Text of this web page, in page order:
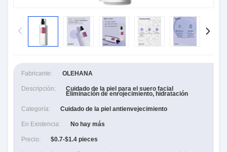
Fabricante: OLEHANA
Descripción: Cuidado de la piel para el suero facial
Eliminación de enrojecimiento, hidratación
Categoría: Cuidado de la piel antienvejecimiento
En Existencia: No hay más
Precio: $0.7-$1.4 pieces